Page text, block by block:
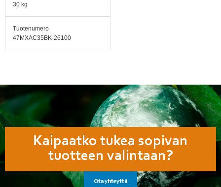
30 kg
Tuotenumero
47MXAC35BK-26100
Kaipaatko tukea sopivan
tuotteen valintaan?
Ota yhteyttä